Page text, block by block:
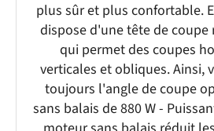
plus sûr et plus confortable.
dispose d'une tête de coupe
qui permet des coupes
verticales et obliques. Ainsi,
toujours l'angle de coupe
sans balais de 880 W -